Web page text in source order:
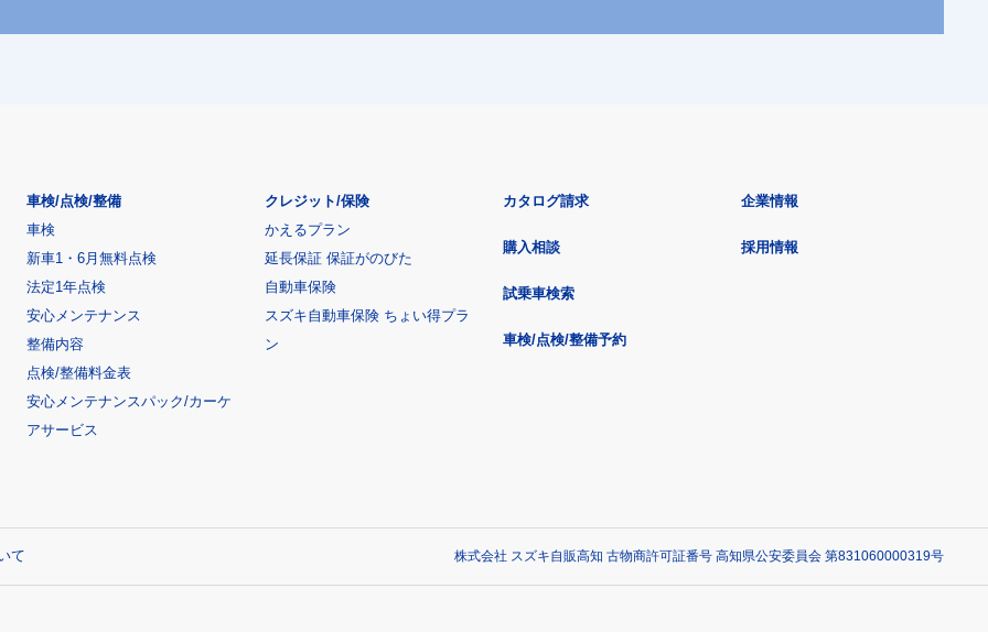
車検/点検/整備
車検
新車1・6月無料点検
法定1年点検
安心メンテナンス
整備内容
点検/整備料金表
安心メンテナンスパック/カーケ
アサービス
クレジット/保険
かえるプラン
延長保証 保証がのびた
自動車保険
スズキ自動車保険 ちょい得プラ
ン
カタログ請求
購入相談
試乗車検索
車検/点検/整備予約
企業情報
採用情報
て 株式会社 スズキ自販高知 古物商許可証番号 高知県公安委員会 第831060000319号